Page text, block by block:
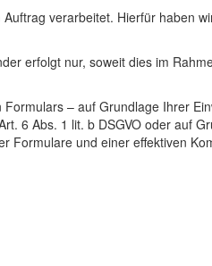
verarbeitet. Hierfür haben
erfolgt nur, soweit dies im
– auf Grundlage Ihrer
6 Abs. 1 lit. b DSGVO oder auf
Formulare und einer effektiven